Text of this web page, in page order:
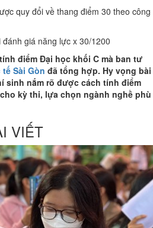
quy đổi về thang điểm 30 theo công
giá năng lực x 30/1200
điểm Đại học khối C mà ban tư
Sài Gòn đã tổng hợp. Hy vọng bài
sinh nắm rõ được cách tính điểm
kỳ thi, lựa chọn ngành nghề phù
VIẾT